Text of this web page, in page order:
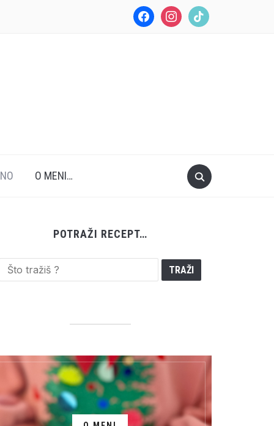
facebookinstagramtiktok
O MENI…
POTRAŽI RECEPT…